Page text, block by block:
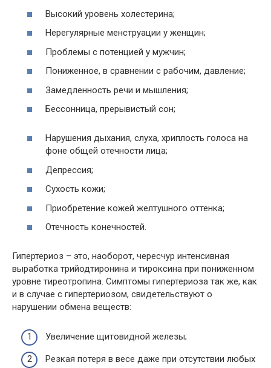
Высокий уровень холестерина;
Нерегулярные менструации у женщин;
Проблемы с потенцией у мужчин;
Пониженное, в сравнении с рабочим, давление;
Замедленность речи и мышления;
Бессонница, прерывистый сон;
Нарушения дыхания, слуха, хриплость голоса на
фоне общей отечности лица;
Депрессия;
Сухость кожи;
Приобретение кожей желтушного оттенка;
Отечность конечностей.
Гипертериоз – это, наоборот, чересчур интенсивная
выработка трийодтиронина и тироксина при пониженном
уровне тиреотропина. Симптомы гипертериоза так же, как
и в случае с гипертериозом, свидетельствуют о
нарушении обмена веществ:
Увеличение щитовидной железы;
Резкая потеря в весе даже при отсутствии любых